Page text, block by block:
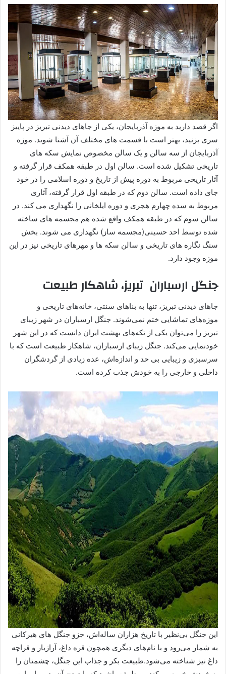
اگر قصد دارید به موزه آذربایجان، یکی از جاهای دیدنی تبریز در پاییز
سری بزنید، بهتر است با قسمت های مختلف آن آشنا شوید. موزه
آذربایجان از سه سالن و یک سالن مخصوص نمایش سکه های
تاریخی تشکیل شده است. سالن اول در طبقه همکف قرار گرفته و
آثار تاریخی مربوط به دوره پیش از تاریخ و دوره اسلامی را در خود
جای داده است. سالن دوم که در طبقه اول قرار گرفته، آثاری
مربوط به سده چهارم هجری و دوره ایلخانی را نگهداری می کند. در
سالن سوم که در طبقه همکف واقع شده هم مجسمه های ساخته
شده توسط احد حسینی(مجسمه ساز) نگهداری می شوند. بخش
سنگ نگاره های تاریخی و سالن سکه ها و مهرهای تاریخی نیز در این
موزه وجود دارد.
جنگل ارسباران تبریز، شاهکار طبیعت
جاهای دیدنی تبریز، تنها به بناهای سنتی، خانه‌های تاریخی و
موزه‌های تماشایی ختم نمی‌شوند. جنگل ارسباران در شهر زیبای
تبریز را می‌توان یکی از تکه‌های بهشت ایران دانست که در این شهر
خودنمایی می‌کند. جنگل زیبای ارسباران، شاهکار طبیعت است که با
سرسبزی و زیبایی بی حد و اندازه‌اش، عده زیادی از گردشگران
داخلی و خارجی را به خودش جذب کرده است.
این جنگل‌ بی‌نظیر با تاریخ هزاران ساله‌اش، جزو جنگل های هیرکانی
به شمار می‌رود و با نام‌های دیگری همچون قره داغ، آرازبار و قراچه
داغ نیز شناخته می‌شود.طبیعت بکر و جذاب این جنگل، چشمتان را